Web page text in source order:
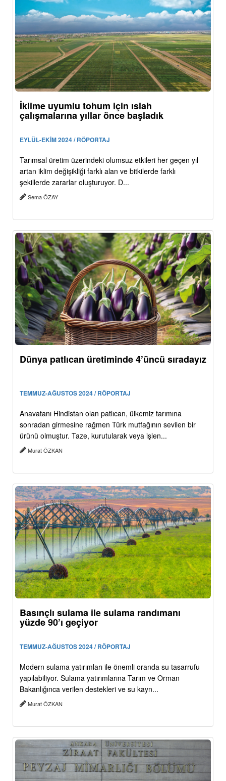
İklime uyumlu tohum için ıslah
çalışmalarına yıllar önce başladık
EYLÜL-EKİM 2024 / RÖPORTAJ
Tarımsal üretim üzerindeki olumsuz etkileri her geçen yıl
artan iklim değişikliği farklı alan ve bitkilerde farklı
şekillerde zararlar oluşturuyor. D...
Sema ÖZAY
Dünya patlıcan üretiminde 4’üncü sıradayız
TEMMUZ-AĞUSTOS 2024 / RÖPORTAJ
Anavatanı Hindistan olan patlıcan, ülkemiz tarımına
sonradan girmesine rağmen Türk mutfağının sevilen bir
ürünü olmuştur. Taze, kurutularak veya işlen...
Murat ÖZKAN
Basınçlı sulama ile sulama randımanı
yüzde 90’ı geçiyor
TEMMUZ-AĞUSTOS 2024 / RÖPORTAJ
Modern sulama yatırımları ile önemli oranda su tasarrufu
yapılabiliyor. Sulama yatırımlarına Tarım ve Orman
Bakanlığınca verilen destekleri ve su kayn...
Murat ÖZKAN